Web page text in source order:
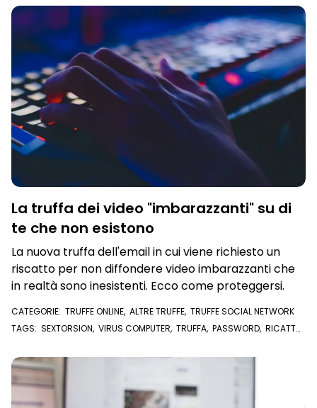
La truffa dei video "imbarazzanti" su di
te che non esistono
La nuova truffa dell'email in cui viene richiesto un
riscatto per non diffondere video imbarazzanti che
in realtà sono inesistenti. Ecco come proteggersi.
CATEGORIE: TRUFFE ONLINE, ALTRE TRUFFE, TRUFFE SOCIAL NETWORK
TAGS: SEXTORSION, VIRUS COMPUTER, TRUFFA, PASSWORD, RICATTO